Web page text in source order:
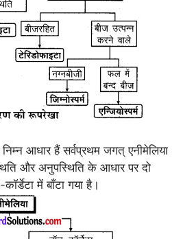
आधार हैं सर्वप्रथम जगत् एनीमेलिया
और अनुपस्थिति के आधार पर दो
में बाँटा गया है।